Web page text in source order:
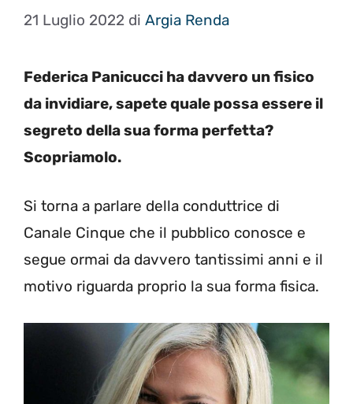
21 Luglio 2022 di Argia Renda
Federica Panicucci ha davvero un fisico
da invidiare, sapete quale possa essere il
segreto della sua forma perfetta?
Scopriamolo.
Si torna a parlare della conduttrice di
Canale Cinque che il pubblico conosce e
segue ormai da davvero tantissimi anni e il
motivo riguarda proprio la sua forma fisica.